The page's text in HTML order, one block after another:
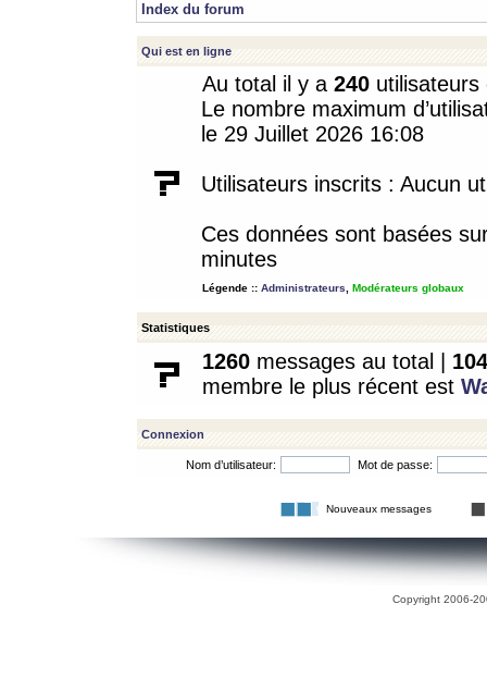
Index du forum
Qui est en ligne
Au total il y a 240
Le nombre maximum
le 29 Juillet 2026 16:08
Utilisateurs inscrits : Aucun
Ces données sont basées
minutes
Légende :: Administrateurs Modérateurs globaux
Statistiques
1260 messages au total | 104
membre le plus récent est
Connexion
Nom d’utilisateur: Mot de passe:
Nouveaux messages
Copyright 2006-